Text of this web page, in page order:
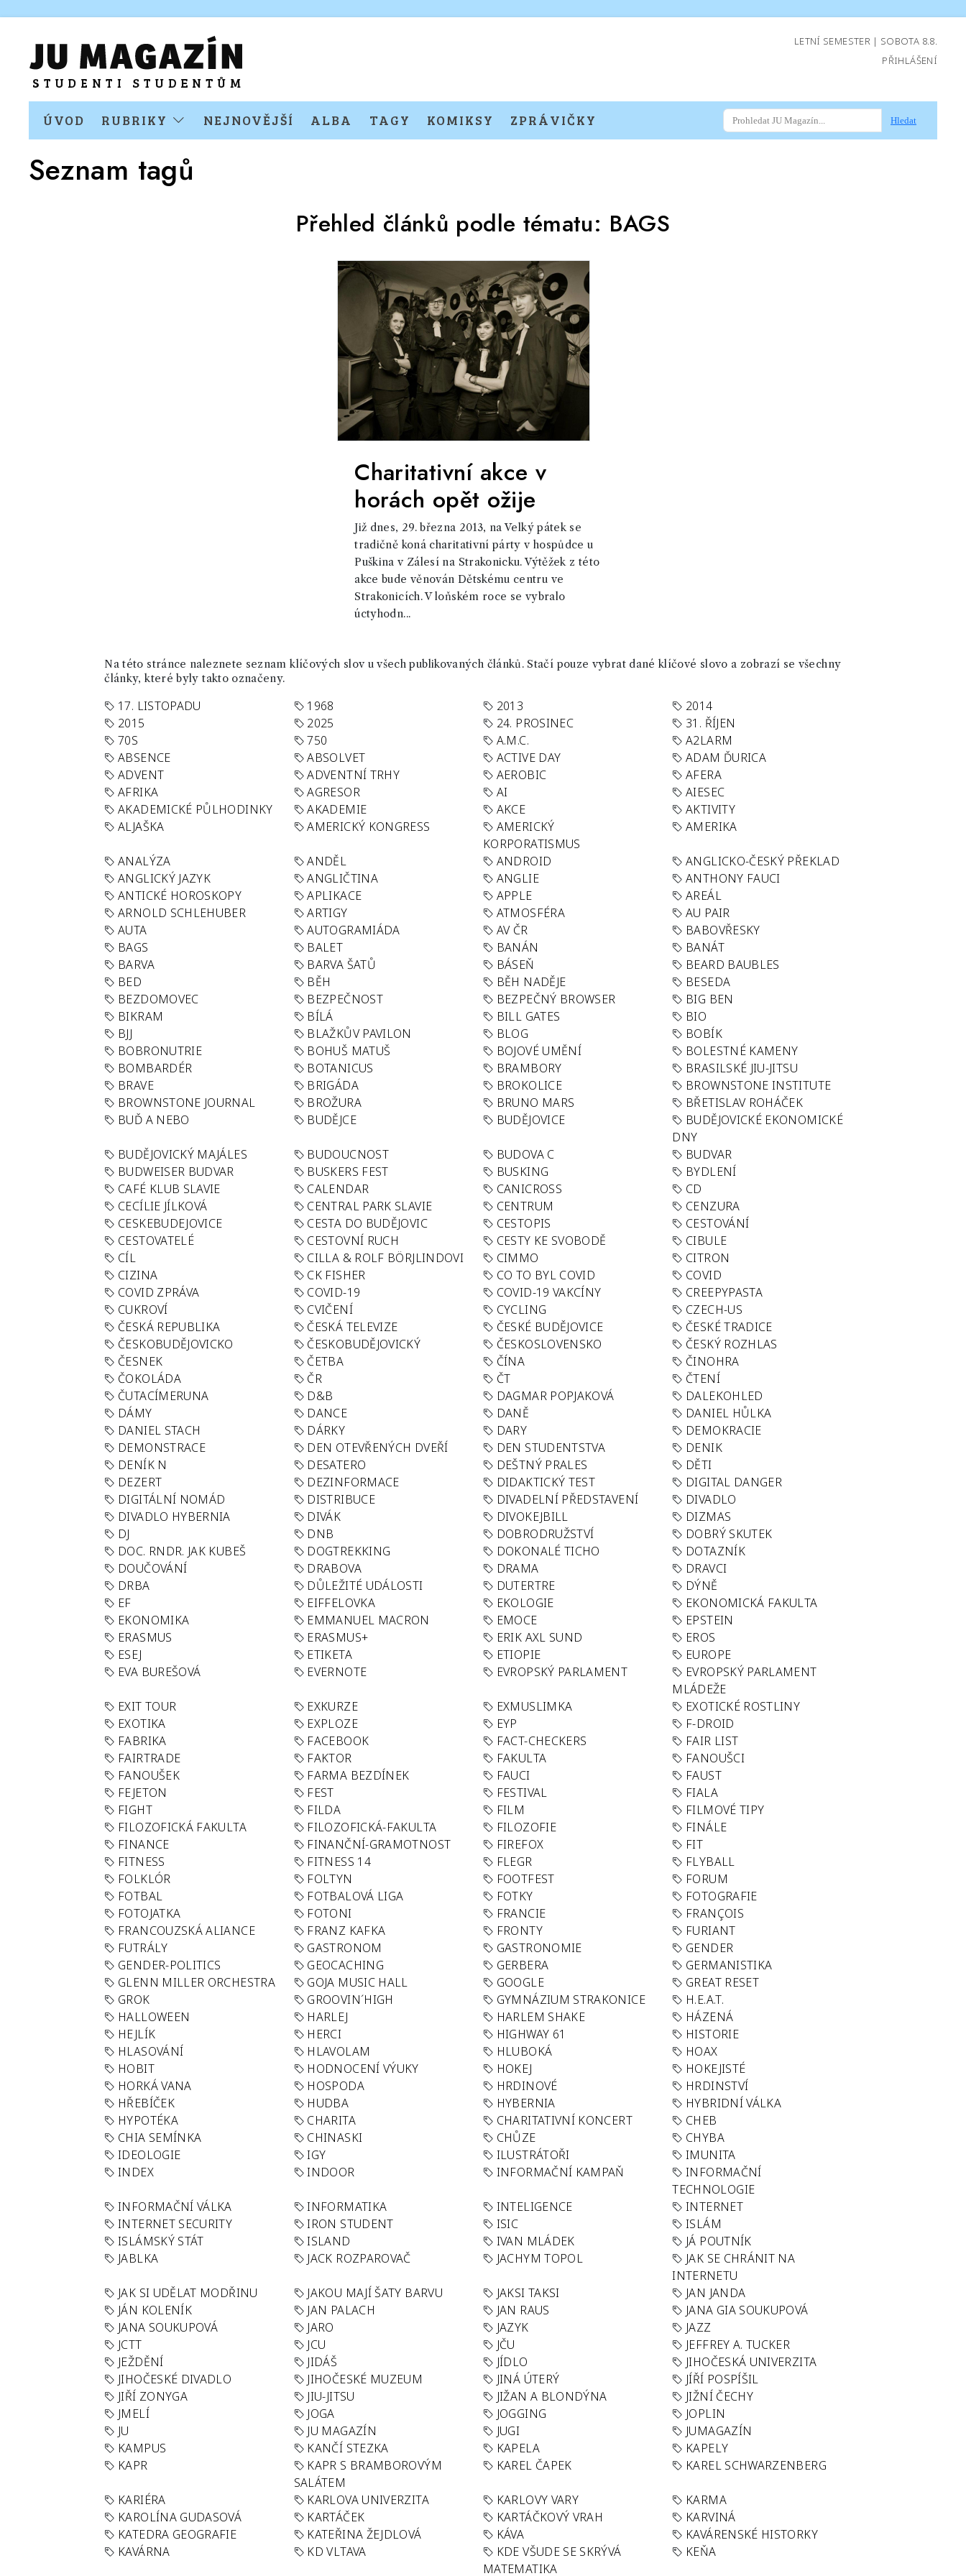
LETNÍ SEMESTER | SOBOTA 8.8.
PŘIHLÁŠENÍ
ÚVOD RUBRIKY NEJNOVĚJŠÍ ALBA TAGY KOMIKSY ZPRÁVIČKY Hledat
Seznam tagů
Přehled článků podle tématu: BAGS
Charitativní akce v
horách opět ožije
Již dnes, 29. března 2013, na Velký pátek se
tradičně koná charitativní párty v hospůdce u
Puškina v Zálesí na Strakonicku. Výtěžek z této
akce bude věnován Dětskému centru ve
Strakonicích. V loňském roce se vybralo
úctyhodn...
Na této stránce naleznete seznam klíčových slov u všech publikovaných článků. Stačí pouze vybrat dané klíčové slovo a zobrazí se všechny
články, které byly takto označeny.
17. LISTOPADU 1968 2013
2014
2015
2025 24. PROSINEC
31. ŘÍJEN
70S
750 A.M.C.
A2LARM
ABSENCE
ABSOLVET ACTIVE DAY
ADAM ĎURICA
ADVENT
ADVENTNÍ TRHY AEROBIC
AFERA
AFRIKA
AGRESOR AI
AIESEC
AKADEMICKÉ PŮLHODINKY
AKADEMIE AKCE
AKTIVITY
ALJAŠKA
AMERICKÝ KONGRESS
AMERICKÝ
KORPORATISMUS
AMERIKA
ANALÝZA ANDĚL ANDROID
ANGLICKO-ČESKÝ PŘEKLAD
ANGLICKÝ JAZYK
ANGLIČTINA ANGLIE
ANTHONY FAUCI
ANTICKÉ HOROSKOPY
APLIKACE APPLE
AREÁL
ARNOLD SCHLEHUBER
ARTIGY ATMOSFÉRA
AU PAIR
AUTA
AUTOGRAMIÁDA AV ČR
BABOVŘESKY
BAGS
BALET BANÁN
BANÁT
BARVA
BARVA ŠATŮ BÁSEŇ
BEARD BAUBLES
BED
BĚH BĚH NADĚJE
BESEDA
BEZDOMOVEC
BEZPEČNOST BEZPEČNÝ BROWSER
BIG BEN
BIKRAM
BÍLÁ BILL GATES
BIO
BJJ
BLAŽKŮV PAVILON BLOG
BOBÍK
BOBRONUTRIE
BOHUŠ MATUŠ BOJOVÉ UMĚNÍ
BOLESTNÉ KAMENY
BOMBARDÉR
BOTANICUS BRAMBORY
BRASILSKÉ JIU-JITSU
BRAVE
BRIGÁDA BROKOLICE
BROWNSTONE INSTITUTE
BROWNSTONE JOURNAL
BROŽURA BRUNO MARS
BŘETISLAV ROHÁČEK
BUĎ A NEBO
BUDĚJCE BUDĚJOVICE
BUDĚJOVICKÉ EKONOMICKÉ
DNY
BUDĚJOVICKÝ MAJÁLES
BUDOUCNOST BUDOVA C
BUDVAR
BUDWEISER BUDVAR
BUSKERS FEST BUSKING
BYDLENÍ
CAFÉ KLUB SLAVIE
CALENDAR CANICROSS
CD
CECÍLIE JÍLKOVÁ
CENTRAL PARK SLAVIE CENTRUM
CENZURA
CESKEBUDEJOVICE
CESTA DO BUDĚJOVIC CESTOPIS
CESTOVÁNÍ
CESTOVATELÉ
CESTOVNÍ RUCH CESTY KE SVOBODĚ
CIBULE
CÍL
CILLA & ROLF BÖRJLINDOVI CIMMO
CITRON
CIZINA
CK FISHER CO TO BYL COVID
COVID
COVID ZPRÁVA
COVID-19 COVID-19 VAKCÍNY
CREEPYPASTA
CUKROVÍ
CVIČENÍ CYCLING
CZECH-US
ČESKÁ REPUBLIKA
ČESKÁ TELEVIZE ČESKÉ BUDĚJOVICE
ČESKÉ TRADICE
ČESKOBUDĚJOVICKO
ČESKOBUDĚJOVICKÝ ČESKOSLOVENSKO
ČESKÝ ROZHLAS
ČESNEK
ČETBA ČÍNA
ČINOHRA
ČOKOLÁDA
ČR ČT
ČTENÍ
ČUTACÍMERUNA
D&B DAGMAR POPJAKOVÁ
DALEKOHLED
DÁMY
DANCE DANĚ
DANIEL HŮLKA
DANIEL STACH
DÁRKY DARY
DEMOKRACIE
DEMONSTRACE
DEN OTEVŘENÝCH DVEŘÍ DEN STUDENTSTVA
DENIK
DENÍK N
DESATERO DEŠTNÝ PRALES
DĚTI
DEZERT
DEZINFORMACE DIDAKTICKÝ TEST
DIGITAL DANGER
DIGITÁLNÍ NOMÁD
DISTRIBUCE DIVADELNÍ PŘEDSTAVENÍ
DIVADLO
DIVADLO HYBERNIA
DIVÁK DIVOKEJBILL
DIZMAS
DJ
DNB DOBRODRUŽSTVÍ
DOBRÝ SKUTEK
DOC. RNDR. JAK KUBEŠ
DOGTREKKING DOKONALÉ TICHO
DOTAZNÍK
DOUČOVÁNÍ
DRABOVA DRAMA
DRAVCI
DRBA
DŮLEŽITÉ UDÁLOSTI DUTERTRE
DÝNĚ
EF
EIFFELOVKA EKOLOGIE
EKONOMICKÁ FAKULTA
EKONOMIKA
EMMANUEL MACRON EMOCE
EPSTEIN
ERASMUS
ERASMUS+ ERIK AXL SUND
EROS
ESEJ
ETIKETA ETIOPIE
EUROPE
EVA BUREŠOVÁ
EVERNOTE EVROPSKÝ PARLAMENT
EVROPSKÝ PARLAMENT
MLÁDEŽE
EXIT TOUR
EXKURZE EXMUSLIMKA
EXOTICKÉ ROSTLINY
EXOTIKA
EXPLOZE EYP
F-DROID
FABRIKA
FACEBOOK FACT-CHECKERS
FAIR LIST
FAIRTRADE
FAKTOR FAKULTA
FANOUŠCI
FANOUŠEK
FARMA BEZDÍNEK FAUCI
FAUST
FEJETON
FEST FESTIVAL
FIALA
FIGHT
FILDA FILM
FILMOVÉ TIPY
FILOZOFICKÁ FAKULTA
FILOZOFICKÁ-FAKULTA FILOZOFIE
FINÁLE
FINANCE
FINANČNÍ-GRAMOTNOST FIREFOX
FIT
FITNESS
FITNESS 14 FLEGR
FLYBALL
FOLKLÓR
FOLTYN FOOTFEST
FORUM
FOTBAL
FOTBALOVÁ LIGA FOTKY
FOTOGRAFIE
FOTOJATKA
FOTONI FRANCIE
FRANÇOIS
FRANCOUZSKÁ ALIANCE
FRANZ KAFKA FRONTY
FURIANT
FUTRÁLY
GASTRONOM GASTRONOMIE
GENDER
GENDER-POLITICS
GEOCACHING GERBERA
GERMANISTIKA
GLENN MILLER ORCHESTRA
GOJA MUSIC HALL GOOGLE
GREAT RESET
GROK
GROOVIN´HIGH GYMNÁZIUM STRAKONICE
H.E.A.T.
HALLOWEEN
HARLEJ HARLEM SHAKE
HÁZENÁ
HEJLÍK
HERCI HIGHWAY 61
HISTORIE
HLASOVÁNÍ
HLAVOLAM HLUBOKÁ
HOAX
HOBIT
HODNOCENÍ VÝUKY HOKEJ
HOKEJISTÉ
HORKÁ VANA
HOSPODA HRDINOVÉ
HRDINSTVÍ
HŘEBÍČEK
HUDBA HYBERNIA
HYBRIDNÍ VÁLKA
HYPOTÉKA
CHARITA CHARITATIVNÍ KONCERT
CHEB
CHIA SEMÍNKA
CHINASKI CHŮZE
CHYBA
IDEOLOGIE
IGY ILUSTRÁTOŘI
IMUNITA
INDEX
INDOOR INFORMAČNÍ KAMPAŇ
INFORMAČNÍ
TECHNOLOGIE
INFORMAČNÍ VÁLKA
INFORMATIKA INTELIGENCE
INTERNET
INTERNET SECURITY
IRON STUDENT ISIC
ISLÁM
ISLÁMSKÝ STÁT
ISLAND IVAN MLÁDEK
JÁ POUTNÍK
JABLKA
JACK ROZPAROVAČ JACHYM TOPOL
JAK SE CHRÁNIT NA
INTERNETU
JAK SI UDĚLAT MODŘINU
JAKOU MAJÍ ŠATY BARVU JAKSI TAKSI
JAN JANDA
JÁN KOLENÍK
JAN PALACH JAN RAUS
JANA GIA SOUKUPOVÁ
JANA SOUKUPOVÁ
JARO JAZYK
JAZZ
JCTT
JCU JČU
JEFFREY A. TUCKER
JEŽDĚNÍ
JIDÁŠ JÍDLO
JIHOČESKÁ UNIVERZITA
JIHOČESKÉ DIVADLO
JIHOČESKÉ MUZEUM JINÁ ÚTERÝ
JÍŘÍ POSPÍŠIL
JIŘÍ ZONYGA
JIU-JITSU JIŽAN A BLONDÝNA
JIŽNÍ ČECHY
JMELÍ
JOGA JOGGING
JOPLIN
JU
JU MAGAZÍN JUGI
JUMAGAZÍN
KAMPUS
KANČÍ STEZKA KAPELA
KAPELY
KAPR
KAPR S BRAMBOROVÝM
SALÁTEM
KAREL ČAPEK KAREL SCHWARZENBERG
KARIÉRA KARLOVA UNIVERZITA KARLOVY VARY
KARMA
KAROLÍNA GUDASOVÁ
KARTÁČEK KARTÁČKOVÝ VRAH
KARVINÁ
KATEDRA GEOGRAFIE
KATEŘINA ŽEJDLOVÁ KÁVA
KAVÁRENSKÉ HISTORKY
KAVÁRNA
KD VLTAVA
KDE VŠUDE SE SKRÝVÁ
MATEMATIKA
KEŇA